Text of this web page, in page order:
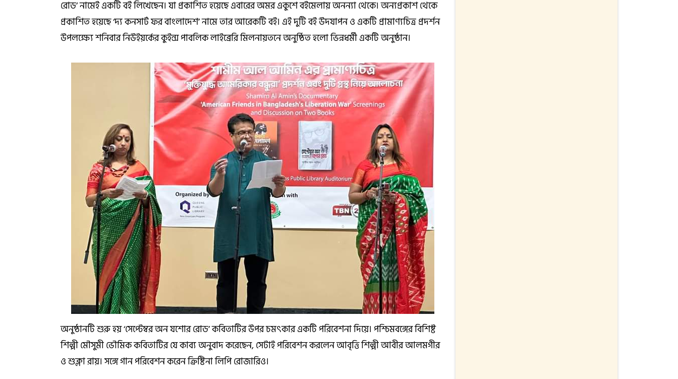
রোড’ নামেই একটি বই লিখেছেন। যা প্রকাশিত হয়েছে এবারের অমর একুশে বইমেলায় অনন্যা থেকে। অন্যপ্রকাশ থেকে
প্রকাশিত হয়েছে ‘দ্য কনসার্ট ফর বাংলাদেশ’ নামে তার আরেকটি বই। এই দুটি বই উদযাপন ও একটি প্রামাণ্যচিত্র প্রদর্শন
উপলক্ষ্যে শনিবার নিউইয়র্কের কুইন্স পাবলিক লাইব্রেরি মিলনায়তনে অনুষ্ঠিত হলো ভিন্নধর্মী একটি অনুষ্ঠান।
অনুষ্ঠানটি শুরু হয় ‘সেপ্টেম্বর অন যশোর রোড’ কবিতাটির উপর চমৎকার একটি পরিবেশনা দিয়ে। পশ্চিমবঙ্গের বিশিষ্ট
শিল্পী মৌসুমী ভৌমিক কবিতাটির যে কাব্য অনুবাদ করেছেন, সেটাই পরিবেশন করলেন আবৃত্তি শিল্পী আবীর আলমগীর
ও শুক্লা রায়। সঙ্গে গান পরিবেশন করেন ক্রিষ্টিনা লিপি রোজারিও।